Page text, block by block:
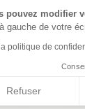
pouvez modifier
gauche de votre
politique de
Refuser